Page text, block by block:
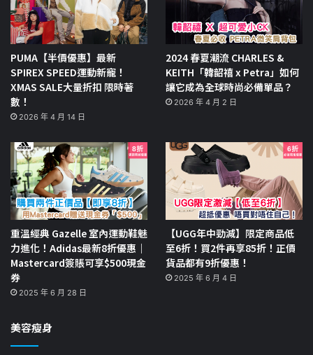
PUMA【半價優惠】最新
SPIREX SPEED運動新寵！
XMAS SALE大量折扣 限時著
數！
2026 年 4 月 14 日
2024 春夏潮流 CHARLES &
KEITH「韓韶禧 x Petra」如何
讓它成為全球時尚必備單品？
2026 年 4 月 2 日
重溫經典 Gazelle 室內運動鞋魅
力進化！Adidas最新8折優惠｜
Mastercard簽賬可享$500現金
券
2025 年 6 月 28 日
【UGG年中勁減】限定商品低
至6折！買2件再享85折！正價
貨品都有9折優惠！
2025 年 6 月 4 日
美容瘦身